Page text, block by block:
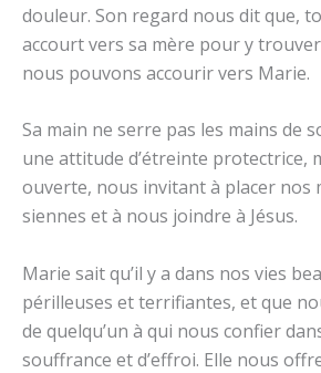
douleur. Son regard nous dit que,
accourt vers sa mère pour y
nous pouvons accourir vers Marie.
Sa main ne serre pas les mains de
une attitude d’étreinte protectrice,
ouverte, nous invitant à placer nos
siennes et à nous joindre à Jésus.
Marie sait qu’il y a dans nos vies
périlleuses et terrifiantes, et que
de quelqu’un à qui nous confier
souffrance et d’effroi. Elle nous